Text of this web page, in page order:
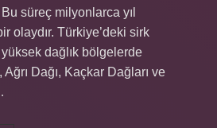
süreç milyonlarca yıl
olaydır. Türkiye’deki sirk
dağlık bölgelerde
Dağı, Kaçkar Dağları ve